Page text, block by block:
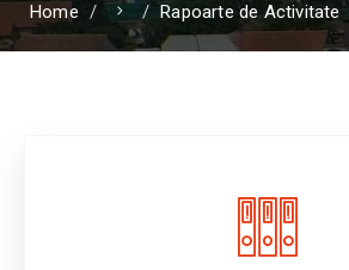
Home Rapoarte de Activitate